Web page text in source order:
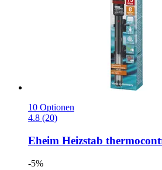
10 Optionen
4.8 (20)
Eheim Heizstab
-5%